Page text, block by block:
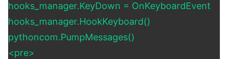
hooks_manager.KeyDown = OnKeyboardEvent
hooks_manager.HookKeyboard()
pythoncom.PumpMessages()
<pre>